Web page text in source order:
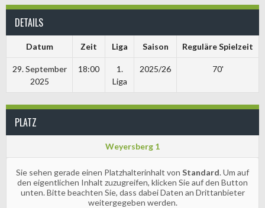
DETAILS
Datum Zeit Liga Saison Reguläre Spielzeit
29. September
2025
18:00
1.
Liga
2025/26 70'
PLATZ
Weyersberg 1
Sie sehen gerade einen Platzhalterinhalt von Standard. Um auf
den eigentlichen Inhalt zuzugreifen, klicken Sie auf den Button
unten. Bitte beachten Sie, dass dabei Daten an Drittanbieter
weitergegeben werden.